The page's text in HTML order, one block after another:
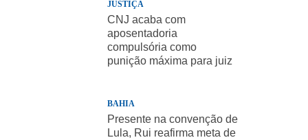
JUSTIÇA
CNJ acaba com
aposentadoria
compulsória como
punição máxima para juiz
BAHIA
Presente na convenção de
Lula, Rui reafirma meta de